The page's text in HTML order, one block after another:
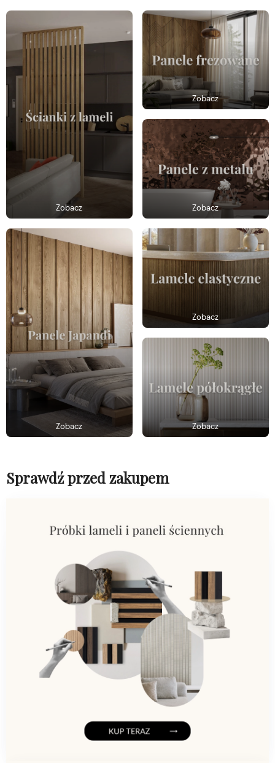
Zobacz
Zobacz
Zobacz
Zobacz
Zobacz
Zobacz
Sprawdź przed zakupem